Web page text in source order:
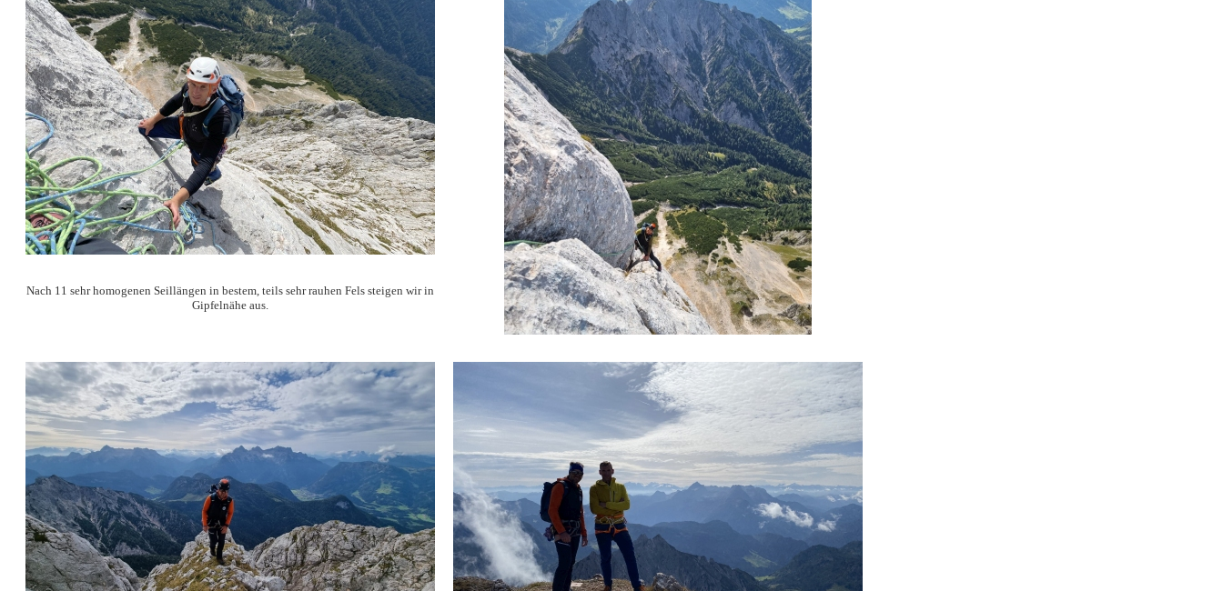
Nach 11 sehr homogenen Seillängen in bestem, teils sehr rauhen Fels steigen wir in
Gipfelnähe aus.